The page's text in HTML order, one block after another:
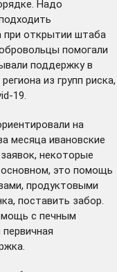
Надо
при открытии штаба
помогали
поддержку в
из групп риска,
19.
на
месяца ивановские
некоторые
это помощь
продуктовыми
поставить забор.
с печным